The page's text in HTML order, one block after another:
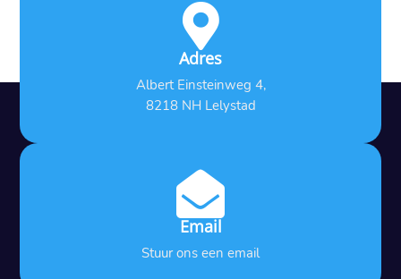

Adres
Albert Einsteinweg 4,
8218 NH Lelystad

Email
Stuur ons een email